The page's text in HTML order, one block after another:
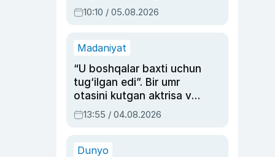
hukmi o‘qildi
10:10 / 05.08.2026
Madaniyat
“U boshqalar baxti uchun
tug‘ilgan edi”. Bir umr
otasini kutgan aktrisa va
dublyaj ustasi Rimma
Ahmedovaning
13:55 / 04.08.2026
Dunyo